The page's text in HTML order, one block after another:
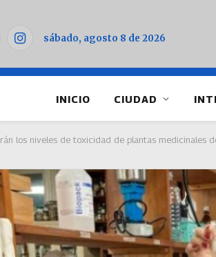
Instagramsábado, agosto 8 de 2026
INICIO CIUDAD
los niveles de toxicidad de plantas medicinales